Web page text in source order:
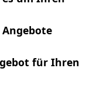
für Ihren